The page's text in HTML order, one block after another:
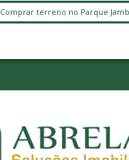
Comprar terreno no Parque